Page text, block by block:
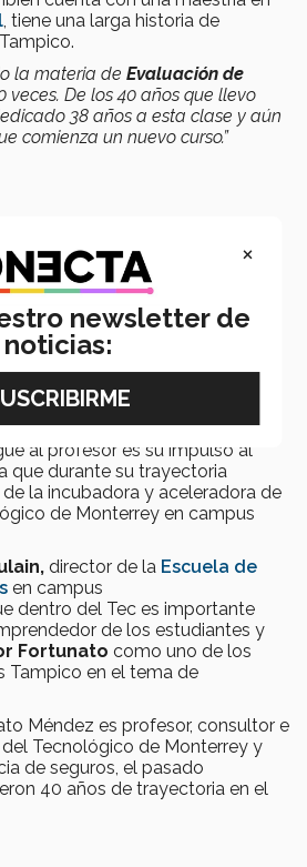
, tiene una larga historia de
la materia de Evaluación de
veces. De los 40 años que llevo
38 años a esta clase y aún
comienza un nuevo curso.”
familia es docente y
convertirme en
lavida es una caja de
Méndez.
al profesor es su impulso al
que durante su trayectoria
la incubadora y aceleradora de
de Monterrey en campus
director de la Escuela de
en campus
dentro del Tec es importante
de los estudiantes y
Fortunato como uno de los
Tampico en el tema de
Méndez es profesor, consultor e
Tecnológico de Monterrey y
de seguros, el pasado
40 años de trayectoria en el
×
newsletter de
noticias: